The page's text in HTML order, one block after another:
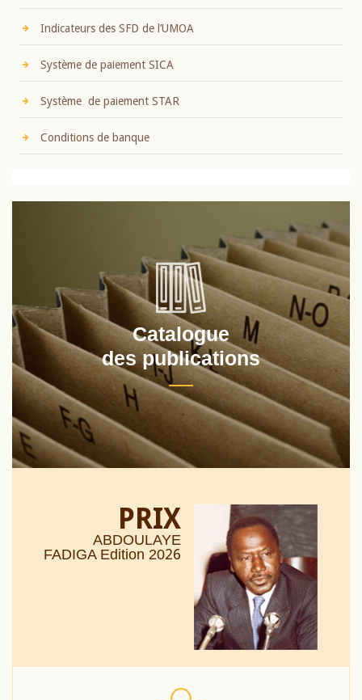
Indicateurs des SFD de l’UMOA
Système de paiement SICA
Système de paiement STAR
Conditions de banque
Catalogue
des publications
PRIX
ABDOULAYE
FADIGA Edition 2026